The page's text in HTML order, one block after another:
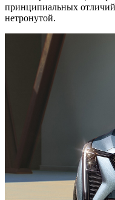
принципиальных
нетронутой.